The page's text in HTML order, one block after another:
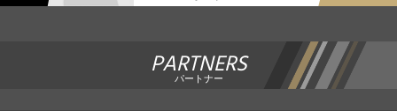
PARTNERS
パートナー